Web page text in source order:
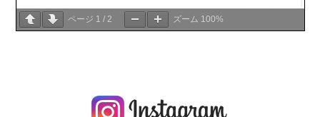
ページ 1 /2 ズーム 100%